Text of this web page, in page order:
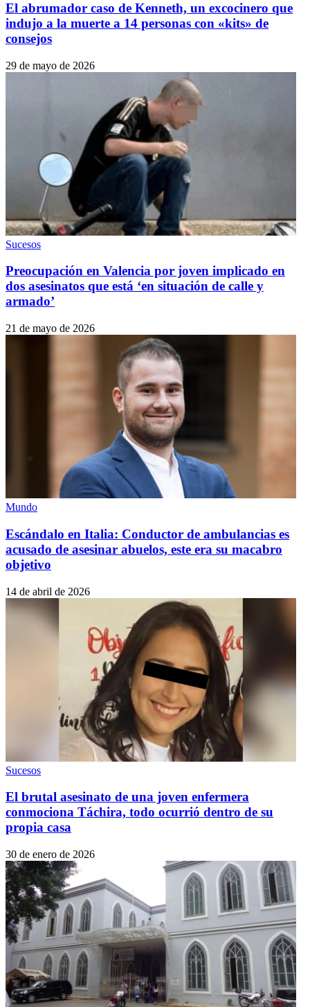
El abrumador caso de Kenneth, un excocinero que
indujo a la muerte a 14 personas con «kits» de
consejos
29 de mayo de 2026
Sucesos
Preocupación en Valencia por joven implicado en
dos asesinatos que está ‘en situación de calle y
armado’
21 de mayo de 2026
Mundo
Escándalo en Italia: Conductor de ambulancias es
acusado de asesinar abuelos, este era su macabro
objetivo
14 de abril de 2026
Sucesos
El brutal asesinato de una joven enfermera
conmociona Táchira, todo ocurrió dentro de su
propia casa
30 de enero de 2026